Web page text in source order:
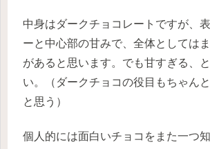
中身はダークチョコレートですが、
ーと中心部の甘みで、全体としては
があると思います。でも甘すぎる、
い。（ダークチョコの役目もちゃん
と思う）
個人的には面白いチョコをまた一つ知